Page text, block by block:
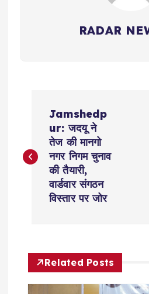
RADAR
s
a
v
Jamshedp
ur: जदयू ने
तेज की मानगो
नगर निगम चुनाव
की तैयारी,
वार्डवार संगठन
विस्तार पर जोर
Related Posts